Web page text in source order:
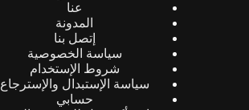
عنا
المدونة
إتصل بنا
سياسة الخصوصية
شروط الإستخدام
سياسة الإستبدال والإسترجاع
حسابي